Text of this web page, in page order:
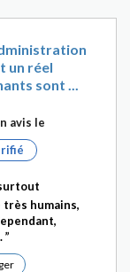
un réel
sont ...
avis le
humains,